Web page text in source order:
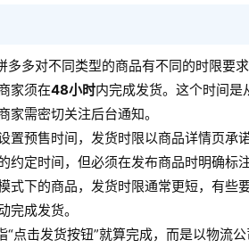
多对不同类型的商品有不同的时限要
家须在48小时内完成发货。这个时间是
家需密切关注后台通知。
置预售时间，发货时限以商品详情页承
约定时间，但必须在发布商品时明确标注
式下的商品，发货时限通常更短，有些
完成发货。
“点击发货按钮”就算完成，而是以物流